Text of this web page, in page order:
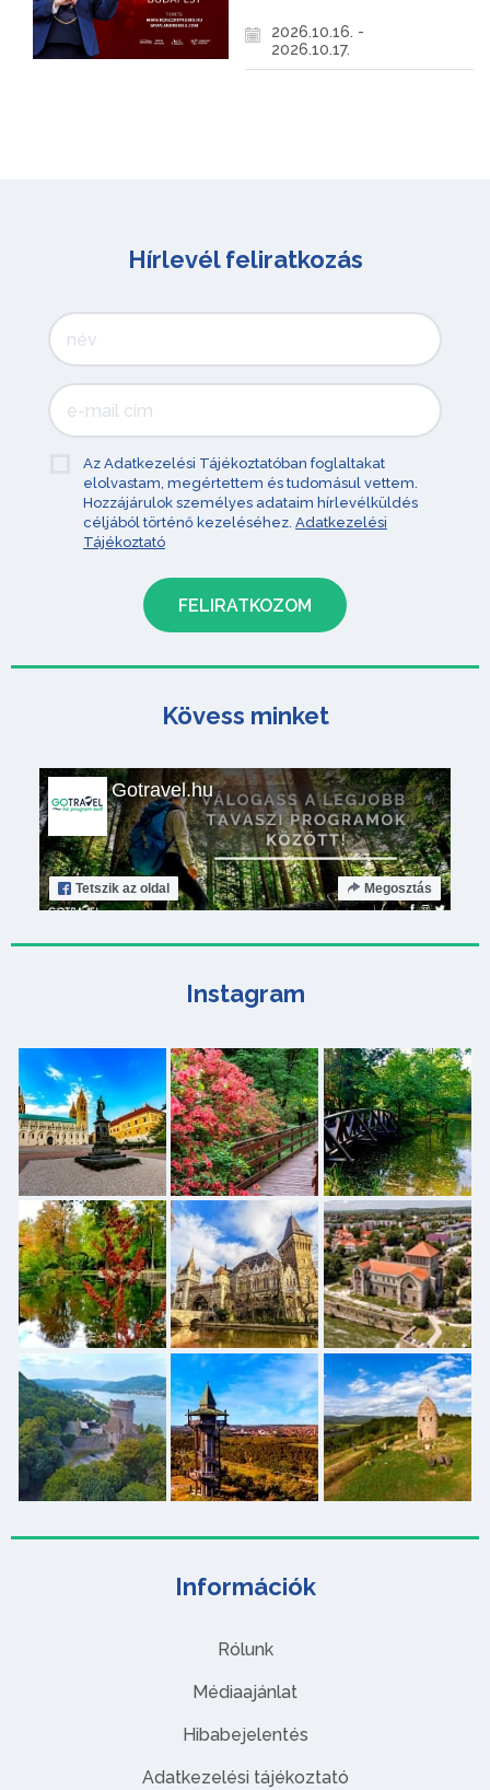
2026.10.16. -
2026.10.17.
Információk
Rólunk
Médiaajánlat
Hibabejelentés
Adatkezelési tájékoztató
Hírlevél feliratkozás
Az Adatkezelési Tájékoztatóban foglaltakat
elolvastam, megértettem és tudomásul vettem.
Hozzájárulok személyes adataim hírlevélküldés
céljából történő kezeléséhez. Adatkezelési
Tájékoztató
Kövess minket
Gotravel.hu
Tetszik az oldal Megosztás
Instagram